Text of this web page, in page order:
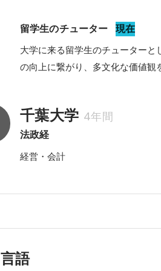
留学生のチューター 現在
大学に来る留学生のチューター
の向上に繋がり、多文化な価値観
千葉大学 4年間
法政経
経営・会計
言語